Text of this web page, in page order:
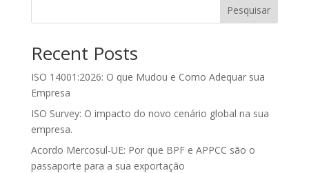
Pesquisar
Recent Posts
ISO 14001:2026: O que Mudou e Como Adequar sua
Empresa
ISO Survey: O impacto do novo cenário global na sua
empresa.
Acordo Mercosul-UE: Por que BPF e APPCC são o
passaporte para a sua exportação